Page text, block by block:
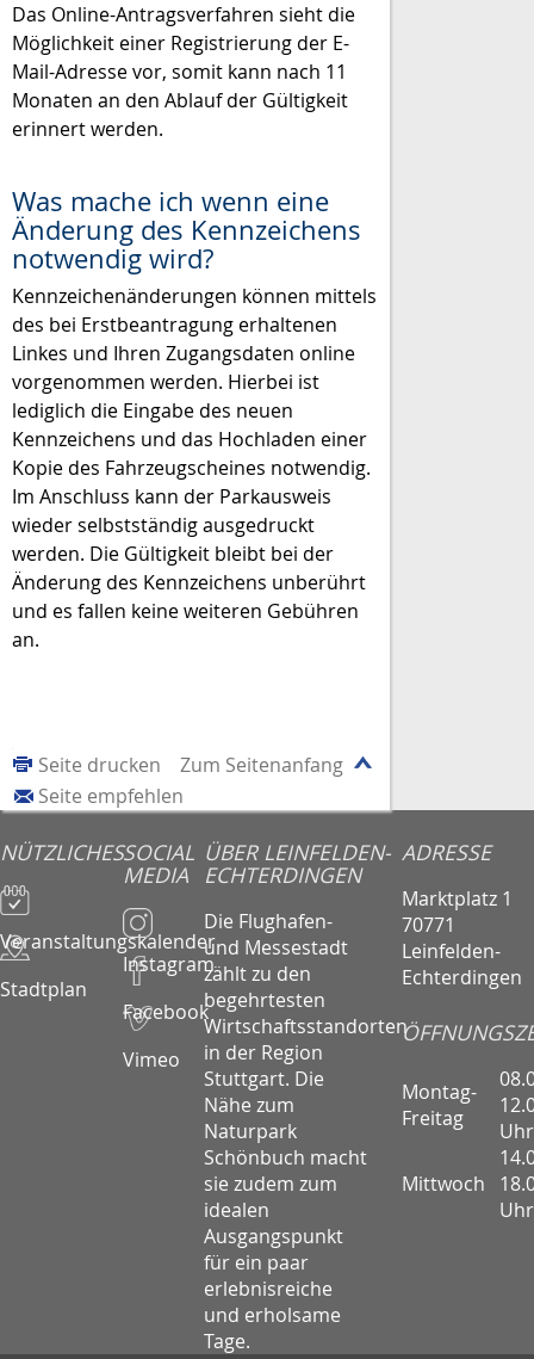
Das Online-Antragsverfahren sieht die
Möglichkeit einer Registrierung der E-
Mail-Adresse vor, somit kann nach 11
Monaten an den Ablauf der Gültigkeit
erinnert werden.
Was mache ich wenn eine
Änderung des Kennzeichens
notwendig wird?
Kennzeichenänderungen können mittels
des bei Erstbeantragung erhaltenen
Linkes und Ihren Zugangsdaten online
vorgenommen werden. Hierbei ist
lediglich die Eingabe des neuen
Kennzeichens und das Hochladen einer
Kopie des Fahrzeugscheines notwendig.
Im Anschluss kann der Parkausweis
wieder selbstständig ausgedruckt
werden. Die Gültigkeit bleibt bei der
Änderung des Kennzeichens unberührt
und es fallen keine weiteren Gebühren
an.
Zum Seitenanfang
Seite drucken
Seite empfehlen
NÜTZLICHES
Veranstaltungskalender
Stadtplan
SOCIAL
MEDIA
Instagram
Facebook
Vimeo
ÜBER LEINFELDEN-
ECHTERDINGEN
Die Flughafen-
und Messestadt
zählt zu den
begehrtesten
Wirtschaftsstandorten
in der Region
Stuttgart. Die
Nähe zum
Naturpark
Schönbuch macht
sie zudem zum
idealen
Ausgangspunkt
für ein paar
erlebnisreiche
und erholsame
Tage.
ADRESSE
Marktplatz 1
70771
Leinfelden-
Echterdingen
Montag-
Freitag
Uhr
Mittwoch
Uhr